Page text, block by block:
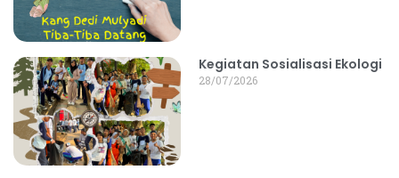
Kegiatan Sosialisasi Ekologi
28/07/2026